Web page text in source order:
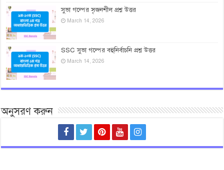
সুভা গল্পের সৃজনশীল প্রশ্ন উত্তর
March 14, 2026
SSC সুভা গল্পের বহুনির্বাচনি প্রশ্ন উত্তর
March 14, 2026
অনুসরণ করুন